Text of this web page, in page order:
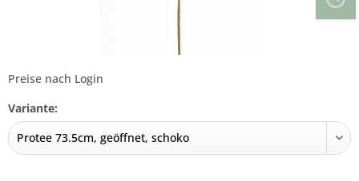
Preise nach Login
Variante: